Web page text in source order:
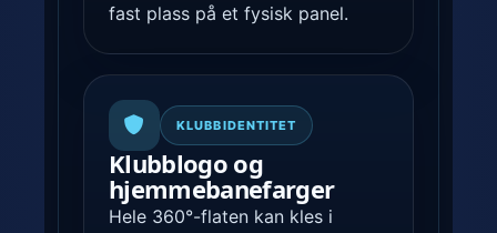
fast plass på et fysisk panel.
KLUBBIDENTITET
Klubblogo og
hjemmebane­farger
Hele 360°-flaten kan kles i